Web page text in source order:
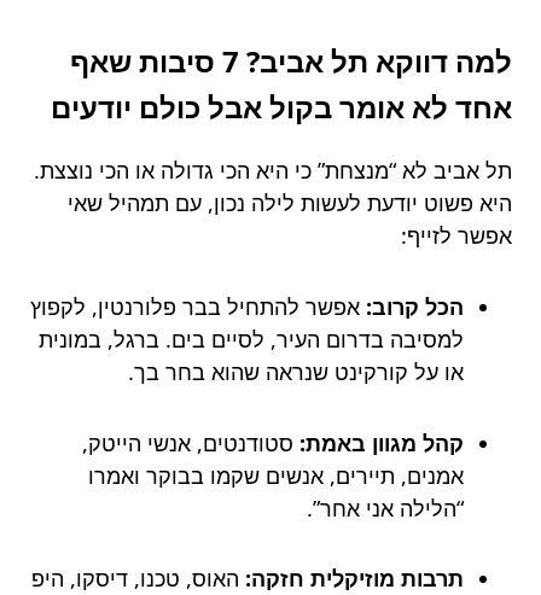
למה דווקא תל אביב? 7 סיבות שאף
אחד לא אומר בקול אבל כולם יודעים
תל אביב לא “מנצחת” כי היא הכי גדולה או הכי נוצצת.
היא פשוט יודעת לעשות לילה נכון, עם תמהיל שאי
אפשר לזייף:
הכל קרוב: אפשר להתחיל בבר פלורנטין, לקפוץ
למסיבה בדרום העיר, לסיים בים. ברגל, במונית
או על קורקינט שנראה שהוא בחר בך.
קהל מגוון באמת: סטודנטים, אנשי הייטק,
אמנים, תיירים, אנשים שקמו בבוקר ואמרו
“הלילה אני אחר”.
תרבות מוזיקלית חזקה: האוס, טכנו, דיסקו, היפ